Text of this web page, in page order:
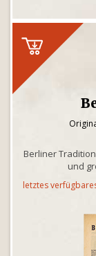
Berliner
und
letztes